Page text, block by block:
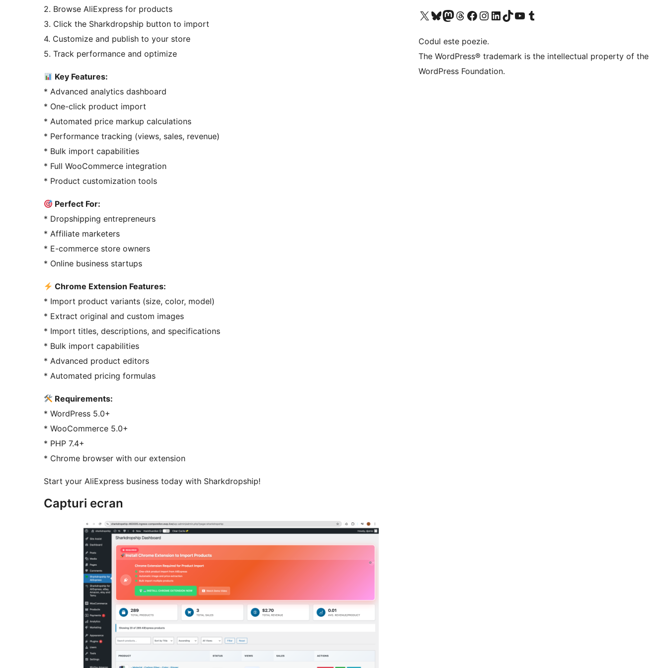
2. Browse AliExpress for products
3. Click the Sharkdropship button to import
4. Customize and publish to your store
5. Track performance and optimize
Key Features:
* Advanced analytics dashboard
* One-click product import
* Automated price markup calculations
* Performance tracking (views, sales, revenue)
* Bulk import capabilities
* Full WooCommerce integration
* Product customization tools
Perfect For:
* Dropshipping entrepreneurs
* Affiliate marketers
* E-commerce store owners
* Online business startups
Chrome Extension Features:
* Import product variants (size, color, model)
* Extract original and custom images
* Import titles, descriptions, and specifications
* Bulk import capabilities
* Advanced product editors
* Automated pricing formulas
Requirements:
* WordPress 5.0+
* WooCommerce 5.0+
* PHP 7.4+
* Chrome browser with our extension
Start your AliExpress business today with Sharkdropship!
Capturi ecran
Mergi la contul nostru X (fost Twitter)
Vizitează contul nostru Bluesky
Vizitează contul nostru Mastodon
Vizitează contul nostru Threads
Vizitează pagina noastră Facebook
Vizitează-ne pe Instagram
Vizitează-ne pe LinkedIn
Vizitează contul nostru TikTok
Vizitează canalul nostru YouTube
Vizitează contul nostru Tumblr
Codul este poezie.
The WordPress® trademark is the intellectual property of the
WordPress Foundation.